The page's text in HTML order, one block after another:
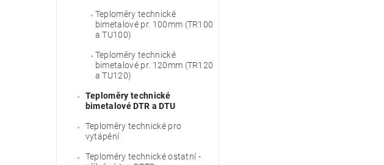
Teploměry technické
bimetalové pr. 100mm (TR100
a TU100)
Teploměry technické
bimetalové pr. 120mm (TR120
a TU120)
Teploměry technické
bimetalové DTR a DTU
Teploměry technické pro
vytápění
Teploměry technické ostatní -